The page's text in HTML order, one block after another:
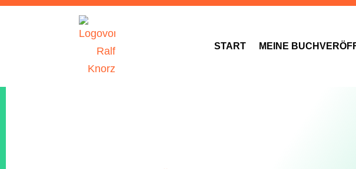
START MEINE